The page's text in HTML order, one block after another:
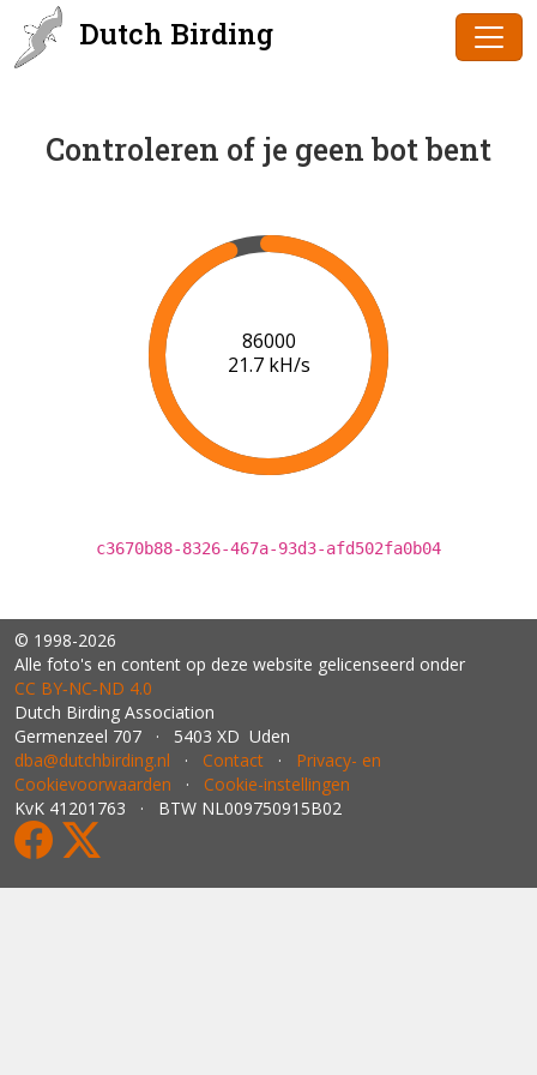
Dutch Birding
Controleren of je geen bot bent
88000
21.0 kH/s
c3670b88-8326-467a-93d3-afd502fa0b04
© 1998-2026
Alle foto's en content op deze website gelicenseerd onder
CC BY‑NC‑ND 4.0
Dutch Birding Association
Germenzeel 707 · 5403 XD Uden
dba@dutchbirding.nl · Contact · Privacy- en
Cookievoorwaarden · Cookie-instellingen
KvK 41201763 · BTW NL009750915B02